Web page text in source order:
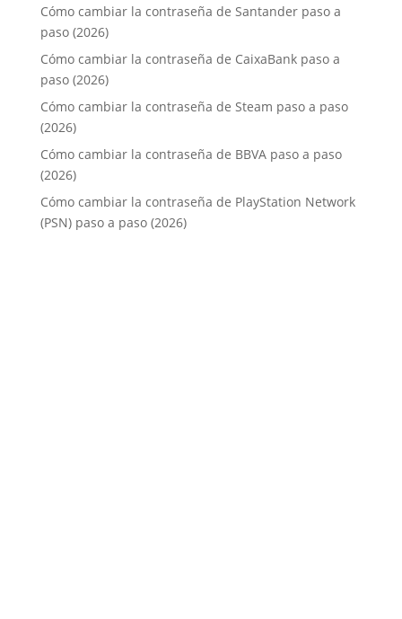
Cómo cambiar la contraseña de Santander paso a
paso (2026)
Cómo cambiar la contraseña de CaixaBank paso a
paso (2026)
Cómo cambiar la contraseña de Steam paso a paso
(2026)
Cómo cambiar la contraseña de BBVA paso a paso
(2026)
Cómo cambiar la contraseña de PlayStation Network
(PSN) paso a paso (2026)